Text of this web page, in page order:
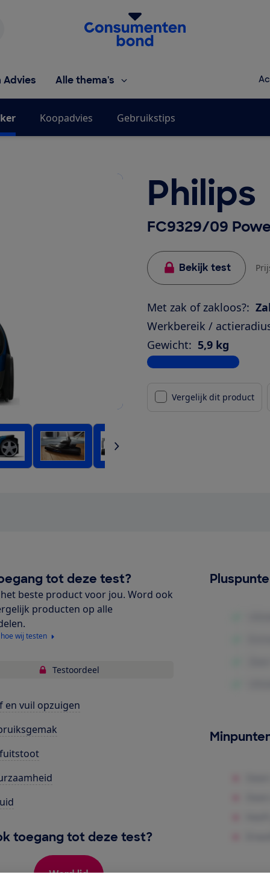
Homepage van de Consumentenbond
Advies Alle thema's
Koopadvies Gebruikstips
Philips
FC9329/09
Bekijk test
Met zak of zakloos?:
Werkbereik /
Gewicht: 5,9 kg
Bekijk alle specificaties
Vergelijk dit product
tot deze test?
beste product voor jou. Word ook
producten op alle
wij testen
Testoordeel
en vuil opzuigen
toegang tot deze test?
Word lid